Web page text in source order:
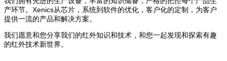
产环节。Xenics从芯片，系统到软件的优化，客户化的定制，为客户
提供一流的产品和解决方案。
我们愿意和您分享我们的红外知识和技术，和您一起发现和探索有趣
的红外技术新世界。